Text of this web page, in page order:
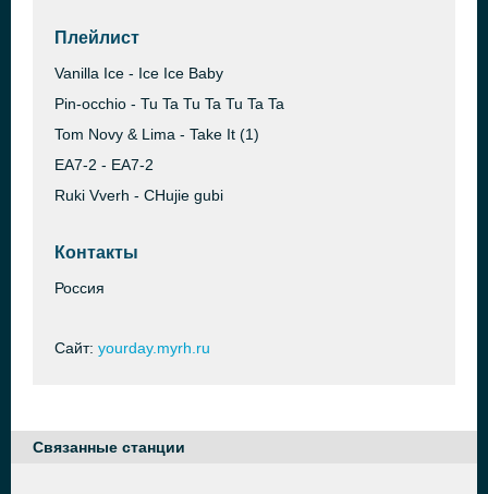
Плейлист
Vanilla Ice - Ice Ice Baby
Pin-occhio - Tu Ta Tu Ta Tu Ta Ta
Tom Novy & Lima - Take It (1)
EA7-2 - EA7-2
Ruki Vverh - CHujie gubi
Контакты
Россия
Сайт: yourday.myrh.ru
Связанные станции